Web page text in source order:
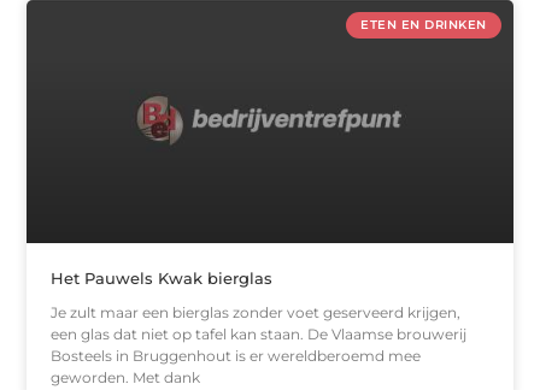
ETEN EN DRINKEN
Het Pauwels Kwak bierglas
Je zult maar een bierglas zonder voet geserveerd krijgen,
een glas dat niet op tafel kan staan. De Vlaamse brouwerij
Bosteels in Bruggenhout is er wereldberoemd mee
geworden. Met dank